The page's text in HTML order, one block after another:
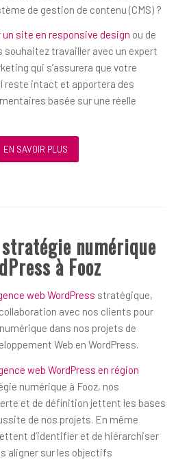
de gestion de contenu (CMS) ?
un site en responsive design ou de
souhaitez travailler avec un expert
qui s’assurera que votre
reste intact et apportera des
basée sur une réelle
EN SAVOIR PLUS
numérique
à Fooz
web WordPress stratégique,
avec nos clients pour
dans nos projets de
Web en WordPress.
web WordPress en région
numérique à Fooz, nos
et de définition jettent les bases
de nos projets. En même
d’identifier et de hiérarchiser
aligner sur les objectifs